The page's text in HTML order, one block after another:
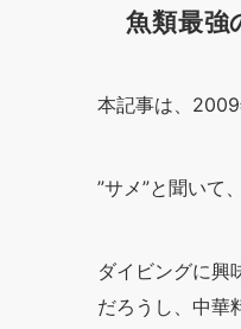
魚類最強
本記事は、
”サメ”と聞いて
ダイビングに興
だろうし、中華